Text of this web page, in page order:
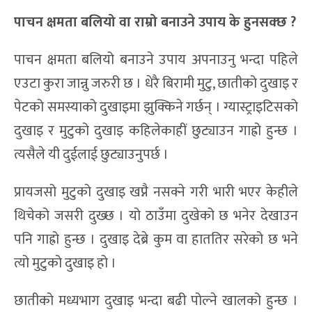
पाचन क्षमता बलियो वा राम्रो बनाउने उपाय के हुनसक्छ ?
पाचन क्षमता बलियो बनाउने उपाय अपनाउनु भन्दा पहिले
एउटा कुरा जान्नु जरुरी छ । धेरै बिरामी मुटु, छातीको दुखाइ र
पेटको समस्याको दुखाइमा झुक्किने गर्छन् । ग्यास्ट्राइटिसको
दुखाइ र मुटुको दुखाइ कहिलेकाहीं छुट्याउन गाह्रो हुन्छ ।
त्यसैले यी दुईलाई छुट्याउनुपर्छ ।
प्रायजसो मुटुको दुखाइ खप्नै नसक्ने गरी भारी भएर केहीले
थिचेको जसरी दुख्छ । यो ठाउँमा दुखेको छ भनेर देखाउन
पनि गाह्रो हुन्छ । दुखाइ देब्रे कुम वा हाततिर सरेको छ भने
त्यो मुटुको दुखाइ हो ।
छातीको मध्यभाग दुखाइ भन्दा बढी पोल्ने खालको हुन्छ ।